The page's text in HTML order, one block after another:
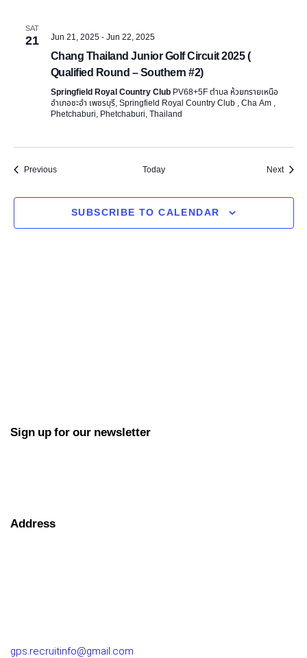
SAT
21 Jun 21, 2025-Jun 22, 2025
Chang Thailand Junior Golf Circuit 2025 (
Qualified Round – Southern #2)
Springfield Royal Country Club PV68+5F ตำบล ห้วยทรายเหนือ
อำเภอชะอำ เพชรบุรี, Springfield Royal Country Club , Cha Am ,
Phetchaburi, Phetchaburi, Thailand
PreviousEvents Today Next
SUBSCRIBE TO CALENDAR
Sign up for our newsletter
Address
gps.recruitinfo@gmail.com